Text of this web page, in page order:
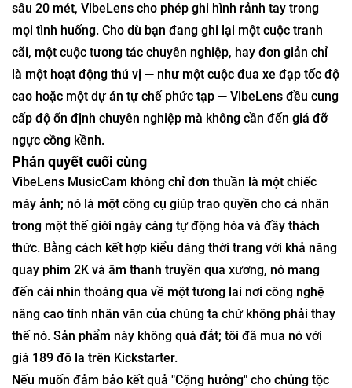
sâu 20 mét, VibeLens cho phép ghi hình rảnh tay trong
mọi tình huống. Cho dù bạn đang ghi lại một cuộc tranh
cãi, một cuộc tương tác chuyên nghiệp, hay đơn giản chỉ
là một hoạt động thú vị — như một cuộc đua xe đạp tốc độ
cao hoặc một dự án tự chế phức tạp — VibeLens đều cung
cấp độ ổn định chuyên nghiệp mà không cần đến giá đỡ
ngực cồng kềnh.
Phán quyết cuối cùng
VibeLens MusicCam không chỉ đơn thuần là một chiếc
máy ảnh; nó là một công cụ giúp trao quyền cho cá nhân
trong một thế giới ngày càng tự động hóa và đầy thách
thức. Bằng cách kết hợp kiểu dáng thời trang với khả năng
quay phim 2K và âm thanh truyền qua xương, nó mang
đến cái nhìn thoáng qua về một tương lai nơi công nghệ
nâng cao tính nhân văn của chúng ta chứ không phải thay
thế nó. Sản phẩm này không quá đắt; tôi đã mua nó với
giá 189 đô la trên Kickstarter.
Nếu muốn đảm bảo kết quả "Cộng hưởng" cho chủng tộc